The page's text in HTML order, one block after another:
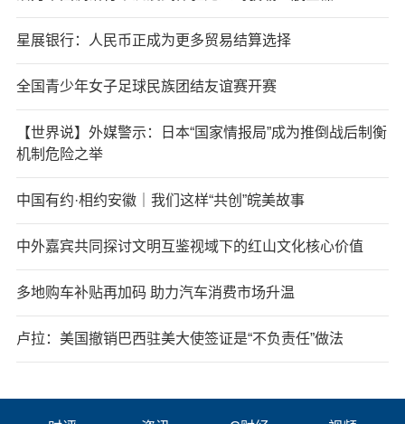
星展银行：人民币正成为更多贸易结算选择
全国青少年女子足球民族团结友谊赛开赛
【世界说】外媒警示：日本“国家情报局”成为推倒战后制衡
机制危险之举
中国有约·相约安徽｜我们这样“共创”皖美故事
中外嘉宾共同探讨文明互鉴视域下的红山文化核心价值
多地购车补贴再加码 助力汽车消费市场升温
卢拉：美国撤销巴西驻美大使签证是“不负责任”做法